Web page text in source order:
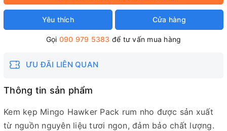
Yêu thích Cửa hàng
Gọi 090 979 5383 để tư vấn mua hàng
ƯU ĐÃI LIÊN QUAN
Thông tin sản phẩm
Kem kẹp Mingo Hawker Pack rum nho được sản xuất
từ nguồn nguyên liệu tươi ngon, đảm bảo chất lượng.